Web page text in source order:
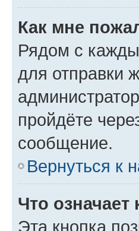
Как мне
Рядом с
для отправки
пройдёте
сообщение.
Вернуться к
Что
Эта кнопка